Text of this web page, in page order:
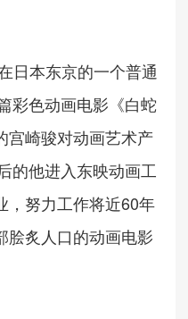
日本东京的一个普通
彩色动画电影《白蛇
宫崎骏对动画艺术产
的他进入东映动画工
，努力工作将近60年
脍炙人口的动画电影